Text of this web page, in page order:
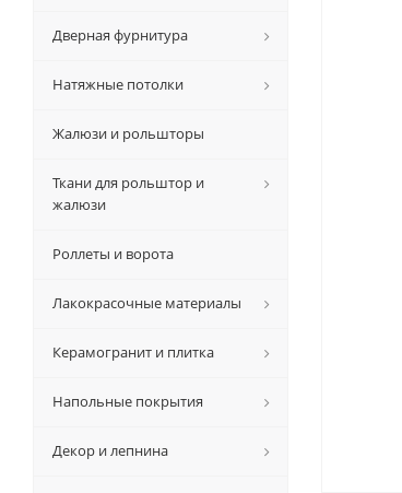
Дверная фурнитура
Натяжные потолки
Жалюзи и рольшторы
Ткани для рольштор и
жалюзи
Роллеты и ворота
Лакокрасочные материалы
Керамогранит и плитка
Напольные покрытия
Декор и лепнина